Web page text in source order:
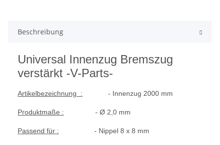
Beschreibung
Universal Innenzug Bremszug
verstärkt -V-Parts-
Artikelbezeichnung : - Innenzug 2000 mm
Produktmaße : - Ø 2,0 mm
Passend für : - Nippel 8 x 8 mm